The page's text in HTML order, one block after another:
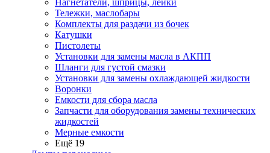
Нагнетатели, шприцы, лейки
Тележки, маслобары
Комплекты для раздачи из бочек
Катушки
Пистолеты
Установки для замены масла в АКПП
Шланги для густой смазки
Установки для замены охлаждающей жидкости
Воронки
Емкости для сбора масла
Запчасти для оборудования замены технических
жидкостей
Мерные емкости
Ещё 19